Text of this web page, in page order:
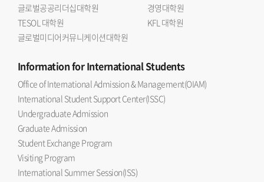
글로벌공공리더십대학원
경영대학원
TESOL 대학원
KFL 대학원
글로벌미디어커뮤니케이션대학원
Informationfor International Students
Office of International Admission & Management(OIAM)
International Student Support Center(ISSC)
Undergraduate Admission
Graduate Admission
Student Exchange Program
Visiting Program
International Summer Session(ISS)